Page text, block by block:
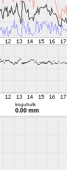
koguhulk
0.00 mm